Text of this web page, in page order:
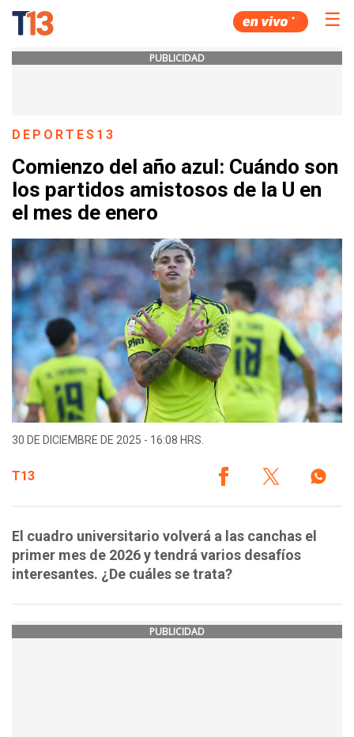
☰
PUBLICIDAD
DEPORTES13
Comienzo del año azul: Cuándo son
los partidos amistosos de la U en
el mes de enero
30 DE DICIEMBRE DE 2025 - 16:08 HRS.
T13
El cuadro universitario volverá a las canchas el
primer mes de 2026 y tendrá varios desafíos
interesantes. ¿De cuáles se trata?
PUBLICIDAD